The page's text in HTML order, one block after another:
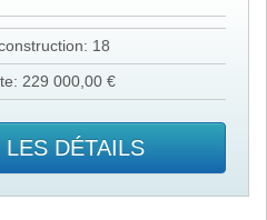
18
229 000,00 €
DÉTAILS